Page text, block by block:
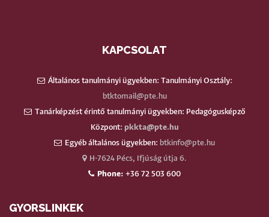
KAPCSOLAT
Általános tanulmányi ügyekben: Tanulmányi Osztály:
btktomail@pte.hu
Tanárképzést érintő tanulmányi ügyekben: Pedagógusképző
Központ: pkkta@pte.hu
Egyéb általános ügyekben: btkinfo@pte.hu
H-7624 Pécs, Ifjúság útja 6.
Phone: +36 72 503 600
GYORSLINKEK